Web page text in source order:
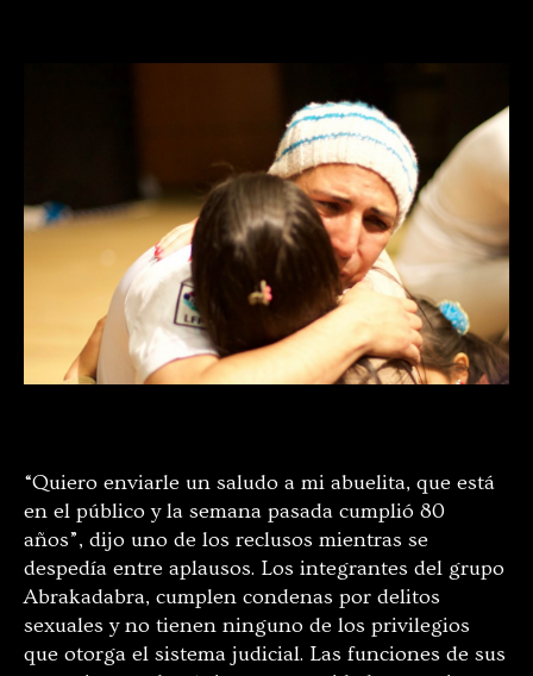
“Quiero enviarle un saludo a mi abuelita, que está
en el público y la semana pasada cumplió 80
años”, dijo uno de los reclusos mientras se
despedía entre aplausos. Los integrantes del grupo
Abrakadabra, cumplen condenas por delitos
sexuales y no tienen ninguno de los privilegios
que otorga el sistema judicial. Las funciones de sus